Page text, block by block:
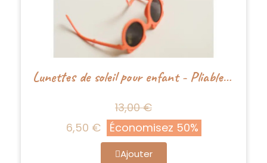
Lunettes de soleil pour enfant - Pliables - La Olivia Kids
13,00 €
6,50 €
Économisez 50%
Ajouter